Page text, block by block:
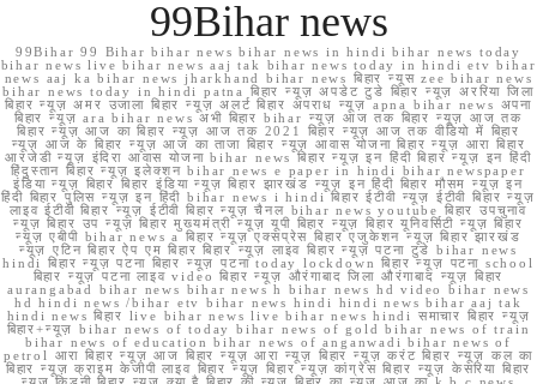
99Bihar news
99Bihar 99 Bihar bihar news bihar news in hindi bihar news today
bihar news live bihar news aaj tak bihar news today in hindi etv bihar
news aaj ka bihar news jharkhand bihar news बिहार न्यूस zee bihar news
bihar news today in hindi patna बिहार न्यूज़ अपडेट टुडे बिहार न्यूज़ अररिया जिला
बिहार न्यूज़ अमर उजाला बिहार न्यूज़ अलर्ट बिहार अपराध न्यूज़ apna bihar news अपना
बिहार न्यूज़ ara bihar news अभी बिहार bihar न्यूज़ आज तक बिहार न्यूज़ आज तक
बिहार न्यूज़ आज का बिहार न्यूज़ आज तक 2021 बिहार न्यूज़ आज तक वीडियो में बिहार
न्यूज़ आज के बिहार न्यूज़ आज का ताजा बिहार न्यूज़ आवास योजना बिहार न्यूज़ आरा बिहार
आरजेडी न्यूज़ इंदिरा आवास योजना bihar news बिहार न्यूज़ इन हिंदी बिहार न्यूज़ इन हिंदी
हिंदुस्तान बिहार न्यूज़ इलेक्शन bihar news e paper in hindi bihar newspaper
इंडिया न्यूज़ बिहार बिहार इंडिया न्यूज़ बिहार झारखंड न्यूज़ इन हिंदी बिहार मौसम न्यूज़ इन
हिंदी बिहार पुलिस न्यूज़ इन हिंदी bihar news i hindi बिहार ईटीवी न्यूज़ ईटीवी बिहार न्यूज़
लाइव ईटीवी बिहार न्यूज़ ईटीवी बिहार न्यूज़ चैनल bihar news youtube बिहार उपचुनाव
न्यूज़ बिहार उप न्यूज़ बिहार मुख्यमंत्री न्यूज़ यूपी बिहार न्यूज़ बिहार यूनिवर्सिटी न्यूज़ बिहार
न्यूज़ एबीपी bihar news a बिहार न्यूज़ एक्सप्रेस बिहार एजुकेशन न्यूज़ बिहार झारखंड
न्यूज़ एटिन बिहार ऐप एम बिहार बिहार न्यूज़ लाइव बिहार न्यूज़ पटना टुडे bihar news
hindi बिहार न्यूज़ पटना बिहार न्यूज़ पटना today lockdown बिहार न्यूज़ पटना school
बिहार न्यूज़ पटना लाइव video बिहार न्यूज़ औरंगाबाद जिला औरंगाबाद न्यूज़ बिहार
aurangabad bihar news bihar news h bihar news hd video bihar news
hd hindi news /bihar etv bihar news hindi hindi news bihar aaj tak
hindi news बिहार live bihar news live bihar news hindi समाचार बिहार न्यूज़
बिहार+न्यूज़ bihar news of today bihar news of gold bihar news of train
bihar news of education bihar news of anganwadi bihar news of
petrol आरा बिहार न्यूज़ आज बिहार न्यूज़ आरा न्यूज़ बिहार न्यूज़ करंट बिहार न्यूज़ कल का
बिहार न्यूज़ क्राइम केजीपी लाइव बिहार न्यूज़ बिहार न्यूज़ कांग्रेस बिहार न्यूज़ केसरिया बिहार